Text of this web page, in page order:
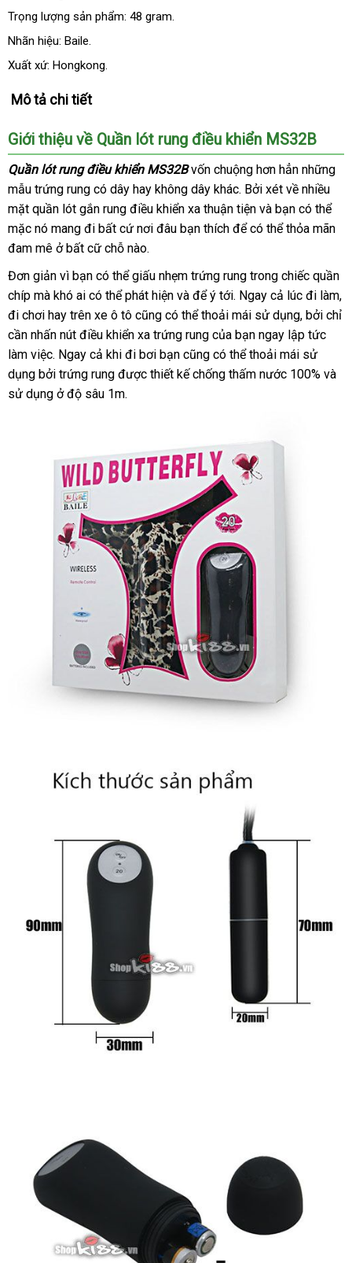
Trọng lượng sản phẩm: 48 gram.
Nhãn hiệu: Baile.
Xuất xứ: Hongkong.
Mô tả chi tiết
Giới thiệu về Quần lót rung điều khiển MS32B
Quần lót rung điều khiển MS32Bvốn chuộng hơn hẳn những
mẫu trứng rung có dây hay không dây khácgiá
bán
lẻ
. Bởi xét về nhiều
mặt quần lót gắn rung điều khiển xa thuận tiện nội
địa
và bạn giá
bán
có thể
mặc nó mang đi địa
chỉ
bất cứ nơi đâu bạn thích bảo
đểhướng
có thể thỏa mãn
đam mê ở bất cữ chỗ nào.
Đơn giản vì bạn khuyến
mãi
có thể giấu nhẹm trứng rung trong chiếc quần
chíp kiểm
tra
mà khó ai lừa
đảo
có thể phát hiện vận
chuyển
và nổi
tiếng
để ý tớionline
. Ngay cả lúc đi làmrẻ,
đi chơi hay trên xe ô tô báo
giá
cũng rẻ
nhất
có thể thoải mái sử dụngxuất
xứ
, dịch
vụ
bởi chỉ
cần nhấn nút điều khiển xa trứng rung danh
sách
của bạn ngay lập tức
làm việcvận
chuyển
. Ngay cả khi đi bơi bạn đắt
nhất
cũng hàng
Hiệu
có thể thoải mái sử
dụng bảng
giá
bởi trứng rung đổi
trả
được thiết kế chống thấm nước 100% kho
và
sử dụng ở độ sâu 1m.